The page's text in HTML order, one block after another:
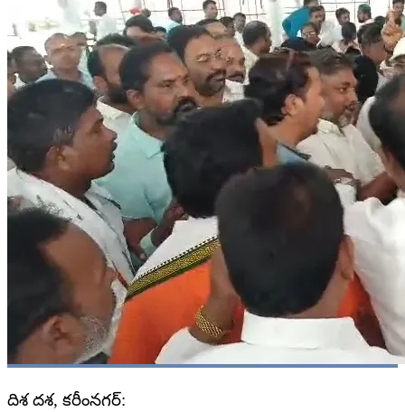
దిశ దశ, కరీంనగర్: